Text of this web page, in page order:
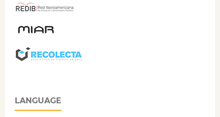
LANGUAGE